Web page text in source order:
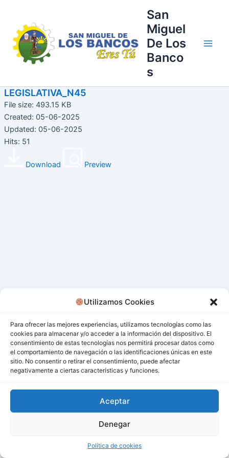
Utilizamos Cookies
Para ofrecer las mejores experiencias, utilizamos tecnologías como las
cookies para almacenar y/o acceder a la información del dispositivo. El
consentimiento de estas tecnologías nos permitirá procesar datos como
el comportamiento de navegación o las identificaciones únicas en este
sitio. No consentir o retirar el consentimiento, puede afectar
negativamente a ciertas características y funciones.
Aceptar
Denegar
Política de cookies
contenido
San
Miguel
De Los
Banco
s
LEGISLATIVA_N45
File size: 493.15 KB
Created: 05-06-2025
Updated: 05-06-2025
Hits: 51
Download Preview
Todos los derechos © 2026 San Miguel De Los Bancos |